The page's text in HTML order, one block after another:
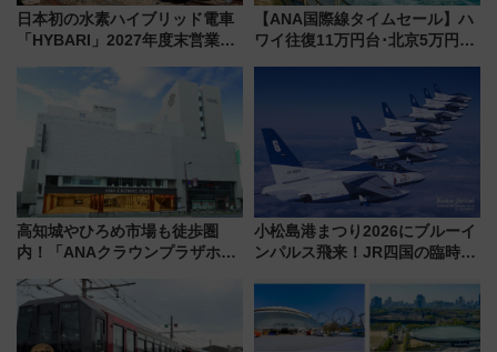
日本初の水素ハイブリッド電車
「HYBARI」2027年度末営業運
で水素利活用が加速
【ANA国際線タイムセール】ハ
ワイ往復11万円台･北京5万円台
ツ路線まとめ（8/10まで）
高知城やひろめ市場も徒歩圏
内！「ANAクラウンプラザホテ
小松島港まつり2026にブルーイ
ンパルス飛来！JR四国の臨時ダ